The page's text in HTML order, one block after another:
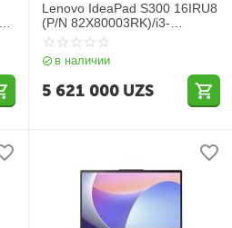
Lenovo IdeaPad S300 16IRU8
(P/N 82X80003RK)/i3-
1315U/8GB(2X32GX32)_LP5_
4800/256GB_SSD_M.2_2242
_G4_TLC/INTEGRATED_GRA
PHICS/16_WUXGA_AG_300N
_N/WLAN_2X2AX+BT/3C...
в наличии
5 621 000 UZS